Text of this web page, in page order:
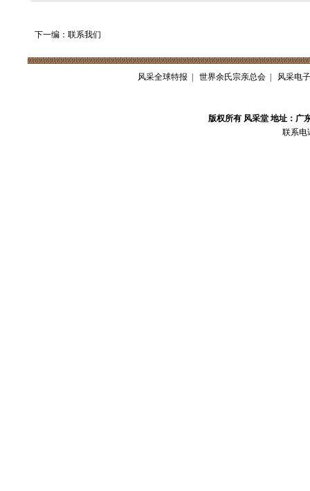
下一编：联系我们
风采全球特报 世界余氏宗亲总会 风采电
版权所有 风采堂 地址：广
联系电